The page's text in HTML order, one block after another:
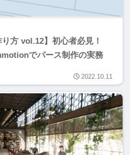
り方 vol.12】初心者必見！
でパース制作の実務
2022.10.11